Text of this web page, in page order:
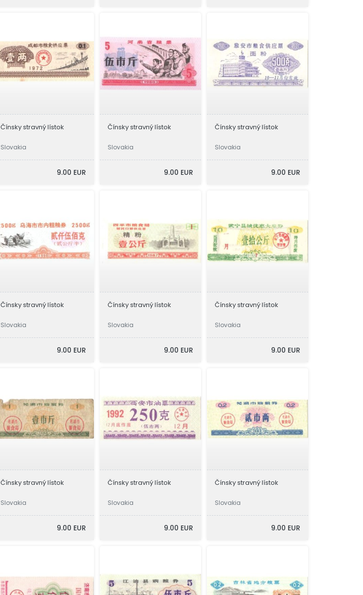
Čínsky stravný lístok
Slovakia
9.00 EUR
Čínsky stravný lístok
Slovakia
9.00 EUR
Čínsky stravný lístok
Slovakia
9.00 EUR
Čínsky stravný lístok
Slovakia
9.00 EUR
Čínsky stravný lístok
Slovakia
9.00 EUR
Čínsky stravný lístok
Slovakia
9.00 EUR
Čínsky stravný lístok
Slovakia
9.00 EUR
Čínsky stravný lístok
Slovakia
9.00 EUR
Čínsky stravný lístok
Slovakia
9.00 EUR